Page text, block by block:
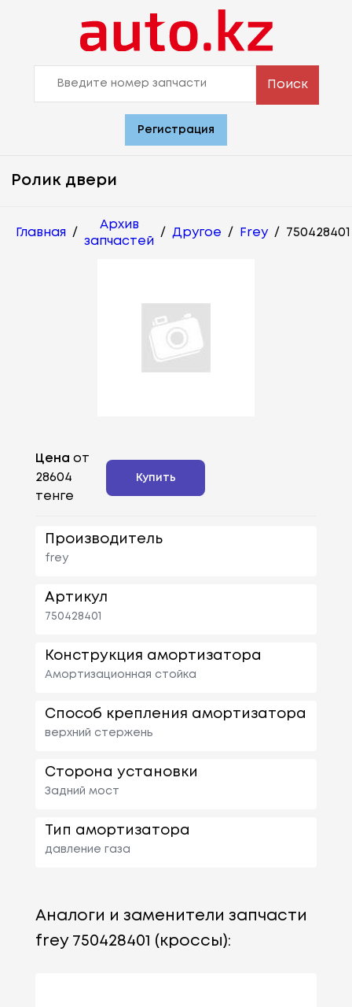
Поиск
Регистрация
Ролик двери
Главная /
Архив
запчастей
/ Другое / Frey / 750428401
Цена от
28604
тенге
Купить
Производитель
frey
Артикул
750428401
Конструкция амортизатора
Амортизационная стойка
Способ крепления амортизатора
верхний стержень
Сторона установки
Задний мост
Тип амортизатора
давление газа
Аналоги и заменители запчасти
frey 750428401 (кроссы):